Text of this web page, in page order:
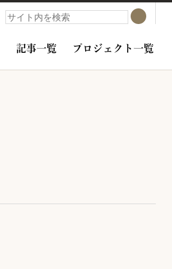
検索
検索
記事一覧 プロジェクト一覧